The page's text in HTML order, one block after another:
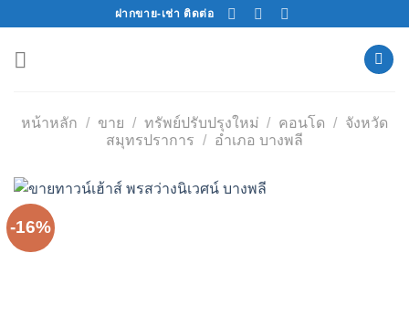
content
ฝากขาย-เช่า ติดต่อ
หน้าหลัก / ขาย / ทรัพย์ปรับปรุงใหม่ / คอนโด / จังหวัด
สมุทรปราการ / อำเภอ บางพลี
-16%